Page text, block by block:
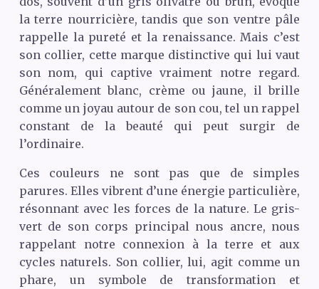
la terre nourricière, tandis que son ventre pâle
rappelle la pureté et la renaissance. Mais c’est
son collier, cette marque distinctive qui lui vaut
son nom, qui captive vraiment notre regard.
Généralement blanc, crème ou jaune, il brille
comme un joyau autour de son cou, tel un rappel
constant de la beauté qui peut surgir de
l’ordinaire.
Ces couleurs ne sont pas que de simples
parures. Elles vibrent d’une énergie particulière,
résonnant avec les forces de la nature. Le gris-
vert de son corps principal nous ancre, nous
rappelant notre connexion à la terre et aux
cycles naturels. Son collier, lui, agit comme un
phare, un symbole de transformation et